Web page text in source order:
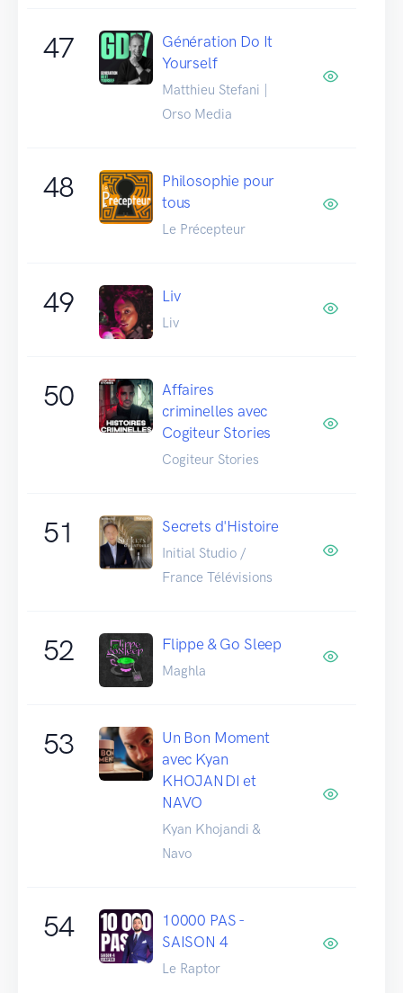
47
Génération Do It
Yourself
Matthieu Stefani |
Orso Media
48
Philosophie pour
tous
Le Précepteur
49 Liv
Liv
50
Affaires
criminelles avec
Cogiteur Stories
Cogiteur Stories
51 Secrets d'Histoire
Initial Studio /
France Télévisions
52 Flippe & Go Sleep
Maghla
53
Un Bon Moment
avec Kyan
KHOJANDI et
NAVO
Kyan Khojandi &
Navo
54
10000 PAS -
SAISON 4
Le Raptor